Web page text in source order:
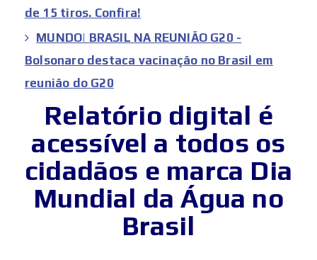
de 15 tiros. Confira!
MUNDO| BRASIL NA REUNIÃO G20 -
Bolsonaro destaca vacinação no Brasil em
reunião do G20
Relatório digital é
acessível a todos os
cidadãos e marca Dia
Mundial da Água no
Brasil